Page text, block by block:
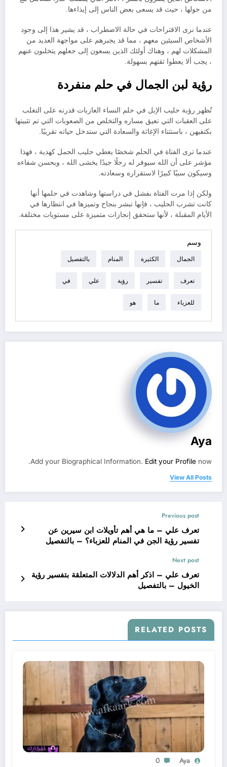
من حولها ، حيث قد يسعى بعض الناس إلى إيذاءها.
عندما نرى الاقتراحات في حالة الاضطراب ، قد يشير هذا إلى وجود
الأشخاص السيئين معهم ، مما قد يجبرهم على مواجهة العديد من
المشكلات لهم ، وهناك أولئك الذين يسعون إلى جعلهم يتخلىون عنهم
، يجب ألا يعطوا ثقتهم بسهولة.
رؤية لبن الجمال في حلم منفردة
تُظهر رؤية حليب الإبل في حلم النساء العازبات قدرته على التغلب
على العقبات التي تعيق مساره والتخلص من الصعوبات التي تم تثبيتها
بكتفيهن ، باستثناء الإغاثة والسعادة التي ستدخل حياته تقريبًا.
عندما ترى الفتاة في الحلم شخصًا يعطي حليب الجمل كهدية ، فهذا
مؤشر على أن الله سيوفر له رجلًا جيدًا يخشى الله ، ويحسن شفاءه
وسيكون سببًا كبيرًا لاستقراره وسعادته.
ولكن إذا مرت الفتاة بفشل في دراستها وشاهدت في حلمها أنها
كانت تشرب الحليب ، فإنها تبشر بنجاح وتميزها في انتظارها في
الأيام المقبلة ، لأنها ستحقق إنجازات متميزة على مستويات مختلفة.
وسم
الجمال الكثيرة المنام بالتفصيل
تعرف تفسير رؤية علي في
للعزباء ما هو
Aya
Add your Biographical Information. Edit your Profile now.
View All Posts
Previous post
تعرف علي – ما هي أهم تأويلات ابن سيرين عن
تفسير رؤية الجن في المنام للعزباء؟ – بالتفصيل
Next post
تعرف علي – اذكر أهم الدلالات المتعلقة بتفسير رؤية
الخيول – بالتفصيل
RELATED POSTS
Aya
0